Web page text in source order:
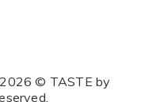
© TASTE by